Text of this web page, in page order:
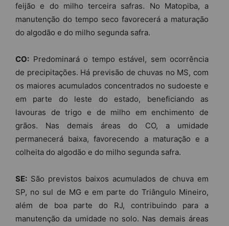
feijão e do milho terceira safras. No Matopiba, a
manutenção do tempo seco favorecerá a maturação
do algodão e do milho segunda safra.
CO: Predominará o tempo estável, sem ocorrência
de precipitações. Há previsão de chuvas no MS, com
os maiores acumulados concentrados no sudoeste e
em parte do leste do estado, beneficiando as
lavouras de trigo e de milho em enchimento de
grãos. Nas demais áreas do CO, a umidade
permanecerá baixa, favorecendo a maturação e a
colheita do algodão e do milho segunda safra.
SE: São previstos baixos acumulados de chuva em
SP, no sul de MG e em parte do Triângulo Mineiro,
além de boa parte do RJ, contribuindo para a
manutenção da umidade no solo. Nas demais áreas